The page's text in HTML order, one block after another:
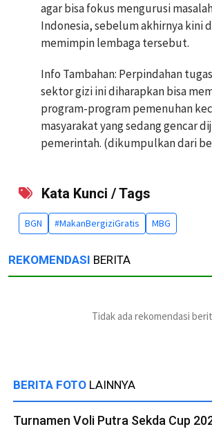
agar bisa fokus mengurusi
Indonesia, sebelum akhirnya kini
memimpin lembaga tersebut.
Info Tambahan: Perpindahan
sektor gizi ini diharapkan bisa
program-program pemenuhan
masyarakat yang sedang gencar
pemerintah. (dikumpulkan dari
Kata Kunci / Tags
BGN #MakanBergiziGratis MBG
REKOMENDASI BERITA
Tidak ada rekomendasi
BERITA FOTO LAINNYA
Turnamen Voli Putra Sekda Cup